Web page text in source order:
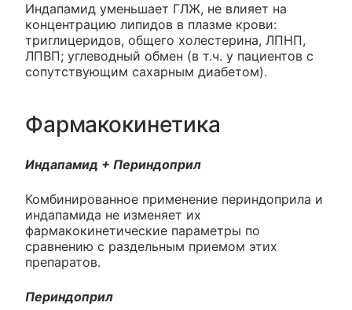
Индапамид уменьшает ГЛЖ, не влияет на
концентрацию липидов в плазме крови:
триглицеридов, общего холестерина, ЛПНП,
ЛПВП; углеводный обмен (в т.ч. у пациентов с
сопутствующим сахарным диабетом).
Фармакокинетика
Индапамид + Периндоприл
Комбинированное применение периндоприла и
индапамида не изменяет их
фармакокинетические параметры по
сравнению с раздельным приемом этих
препаратов.
Периндоприл